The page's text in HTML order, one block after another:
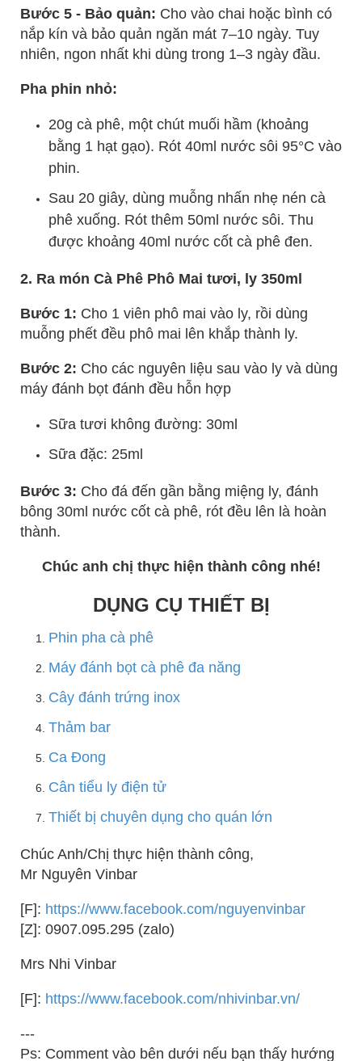
Bước 5 - Bảo quản: Cho vào chai hoặc bình có
nắp kín và bảo quản ngăn mát 7–10 ngày. Tuy
nhiên, ngon nhất khi dùng trong 1–3 ngày đầu.
Pha phin nhỏ:
20g cà phê, một chút muối hầm (khoảng
bằng 1 hạt gạo). Rót 40ml nước sôi 95°C vào
phin.
Sau 20 giây, dùng muỗng nhấn nhẹ nén cà
phê xuống. Rót thêm 50ml nước sôi. Thu
được khoảng 40ml nước cốt cà phê đen.
2. Ra món Cà Phê Phô Mai tươi, ly 350ml
Bước 1: Cho 1 viên phô mai vào ly, rồi dùng
muỗng phết đều phô mai lên khắp thành ly.
Bước 2: Cho các nguyên liệu sau vào ly và dùng
máy đánh bọt đánh đều hỗn hợp
Sữa tươi không đường: 30ml
Sữa đặc: 25ml
Bước 3: Cho đá đến gần bằng miệng ly, đánh
bông 30ml nước cốt cà phê, rót đều lên là hoàn
thành.
Chúc anh chị thực hiện thành công nhé!
DỤNG CỤ THIẾT BỊ
Phin pha cà phê
Máy đánh bọt cà phê đa năng
Cây đánh trứng inox
Thảm bar
Ca Đong
Cân tiểu ly điện tử
Thiết bị chuyên dụng cho quán lớn
Chúc Anh/Chị thực hiện thành công,
Mr Nguyên Vinbar
[F]: https://www.facebook.com/nguyenvinbar
[Z]: 0907.095.295 (zalo)
Mrs Nhi Vinbar
[F]: https://www.facebook.com/nhivinbar.vn/
---
Ps: Comment vào bên dưới nếu bạn thấy hướng